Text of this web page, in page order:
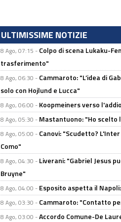
ULTIMISSIME NOTIZIE
8 Ago, 07:15 - Colpo di scena Lukaku-
trasferimento"
8 Ago, 06:30 - Cammaroto: "L’idea di
solo con Hojlund e Lucca"
8 Ago, 06:00 - Koopmeiners verso
8 Ago, 05:30 - Mastantuono: "Ho scelto
8 Ago, 05:00 - Canovi: "Scudetto?
Como"
8 Ago, 04:30 - Liverani: "Gabriel Jesus
Bruyne"
8 Ago, 04:00 - Esposito aspetta il
8 Ago, 03:30 - Cammaroto: "Contatto
8 Ago, 03:00 -Accordo Comune-De